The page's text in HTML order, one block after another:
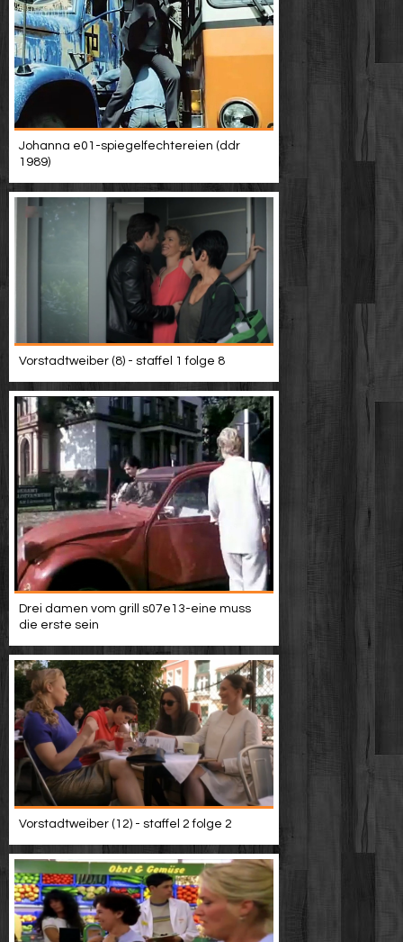
Johanna e01-spiegelfechtereien (ddr
1989)
Vorstadtweiber (8) - staffel 1 folge 8
Drei damen vom grill s07e13-eine muss
die erste sein
Vorstadtweiber (12) - staffel 2 folge 2